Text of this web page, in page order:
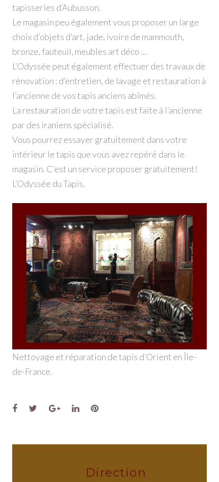
tapisseries d’Aubusson.
Le magasin peu également vous proposer un large
choix d’objets d’art, jade, ivoire de mammouth,
bronze, fauteuil, meubles art déco …
L’Odyssée peut également effectuer des travaux de
rénovation : d’entretien, de lavage et restauration à
l’ancienne de vos tapis anciens abîmés.
La restauration de votre tapis est faite à l’ancienne
par des iraniens spécialisé.
Vous pourrez essayer gratuitement dans votre
intérieur le tapis que vous avez repéré dans le
magasin. C’est un service proposer gratuitement!
L’Odyssée du Tapis.
Nettoyage et réparation de tapis d’Orient en Île-
de-France.
Facebook
TwitterGoogle+
LinkedInPinterest
Direction